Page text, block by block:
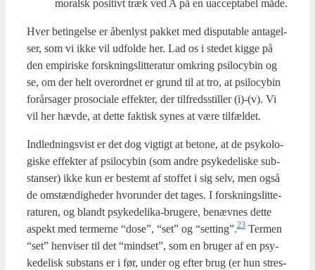
moralsk posi­tivt træk ved A på en uac­cep­ta­bel måde.
Hver betin­gel­se er åben­lyst pak­ket med dis­putab­le anta­gel­
ser, som vi ikke vil udfol­de her. Lad os i ste­det kig­ge på
den empi­ri­ske forsk­nings­lit­te­ra­tur omkring psi­lo­cy­bin og
se, om der helt over­ord­net er grund til at tro, at psi­lo­cy­bin
for­år­sa­ger pro­so­ci­a­le effek­ter, der til­freds­stil­ler (i)-(v). Vi
vil her hæv­de, at det­te fak­tisk synes at være til­fæl­det.
Ind­led­nings­vist er det dog vig­tigt at beto­ne, at de psy­ko­lo­
gi­ske effek­ter af psi­lo­cy­bin (som andre psy­ke­de­li­ske sub­
stan­ser) ikke kun er bestemt af stof­fet i sig selv, men også
de omstæn­dig­he­der hvorun­der det tages. I forsk­nings­lit­te­
ra­tu­ren, og blandt psy­ke­de­li­ka-bru­ge­re, benæv­nes det­te
aspekt med ter­mer­ne “dose”, “set” og “setting”.23 Ter­men
“set” hen­vi­ser til det “mind­set”, som en bru­ger af en psy­
ke­de­lisk sub­stans er i før, under og efter brug (er hun stres­